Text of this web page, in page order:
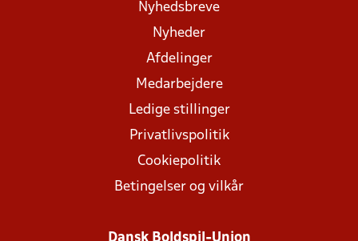
Nyhedsbreve
Nyheder
Afdelinger
Medarbejdere
Ledige stillinger
Privatlivspolitik
Cookiepolitik
Betingelser og vilkår